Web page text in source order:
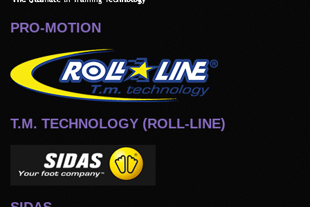
PRO-MOTION
T.M. TECHNOLOGY (ROLL-LINE)